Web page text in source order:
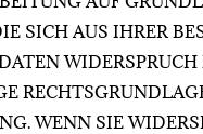
SICH AUS IHRER
WENN SIE